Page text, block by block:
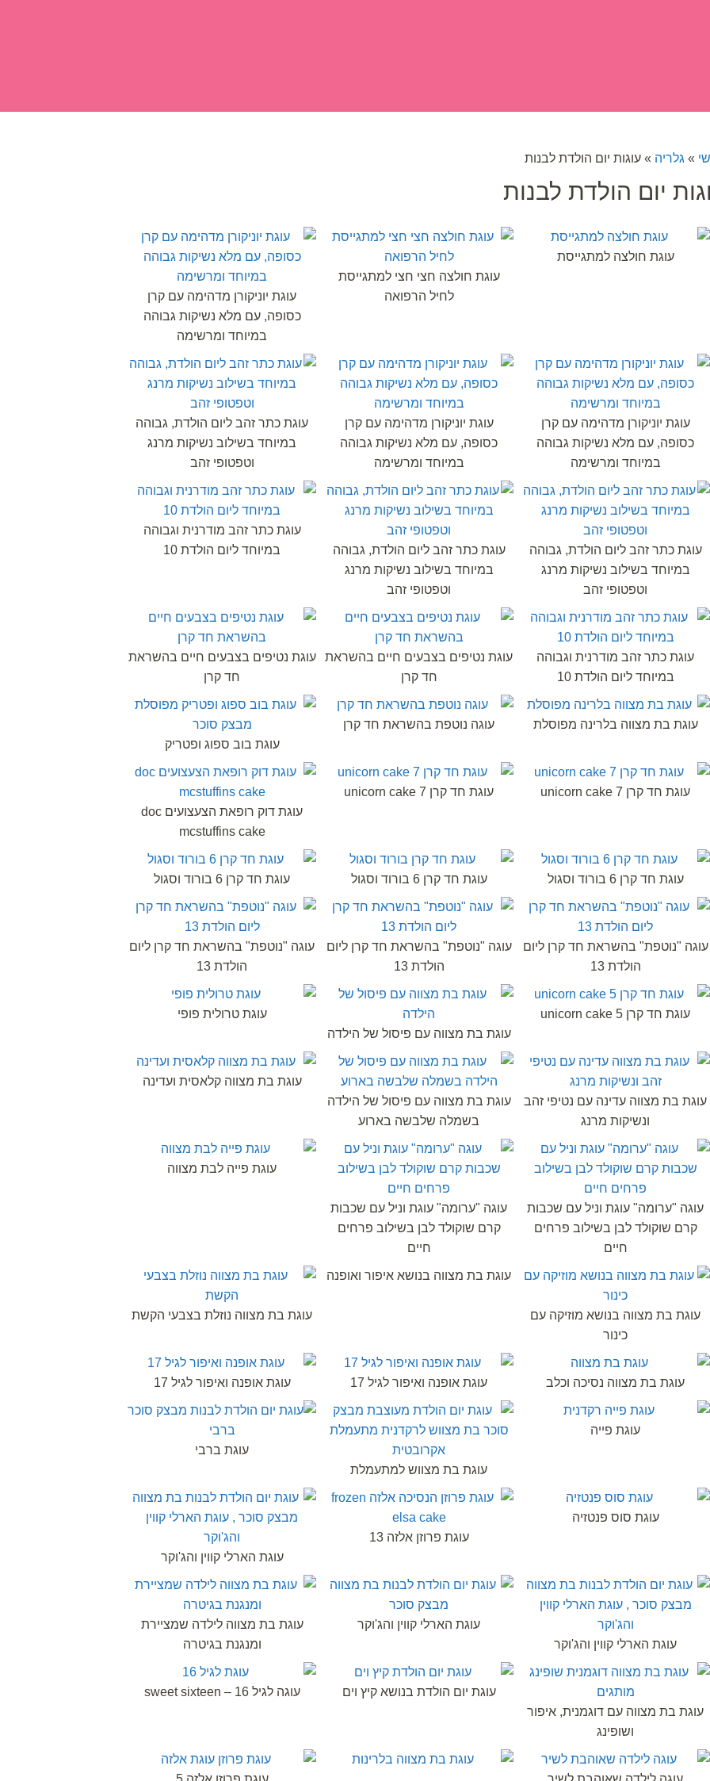
» גלריה » עוגות יום הולדת לבנות
יום הולדת לבנות
עוגת חולצה למתגייסת
עוגת חולצה חצי חצי למתגייסת
לחיל הרפואה
עוגת יוניקורן מדהימה עם קרן
כסופה, עם מלא נשיקות גבוהה
במיוחד ומרשימה
עוגת יוניקורן מדהימה עם קרן
כסופה, עם מלא נשיקות גבוהה
במיוחד ומרשימה
עוגת יוניקורן מדהימה עם קרן
כסופה, עם מלא נשיקות גבוהה
במיוחד ומרשימה
עוגת כתר זהב ליום הולדת, גבוהה
במיוחד בשילוב נשיקות מרנג
וטפטופי זהב
עוגת כתר זהב ליום הולדת, גבוהה
במיוחד בשילוב נשיקות מרנג
וטפטופי זהב
עוגת כתר זהב ליום הולדת, גבוהה
במיוחד בשילוב נשיקות מרנג
וטפטופי זהב
עוגת כתר זהב מודרנית וגבוהה
במיוחד ליום הולדת 10
עוגת כתר זהב מודרנית וגבוהה
במיוחד ליום הולדת 10
עוגת נטיפים בצבעים חיים בהשראת
חד קרן
עוגת נטיפים בצבעים חיים בהשראת
חד קרן
עוגת בת מצווה בלרינה מפוסלת
עוגה נוטפת בהשראת חד קרן
עוגת בוב ספוג ופטריק
עוגת חד קרן 7 unicorn cake
עוגת חד קרן 7 unicorn cake
עוגת דוק רופאת הצעצועים doc
mcstuffins cake
עוגת חד קרן 6 בורוד וסגול עוגת חד קרן 6 בורוד וסגול עוגת חד קרן 6 בורוד וסגול
עוגה "נוטפת" בהשראת חד קרן ליום
הולדת 13
עוגה "נוטפת" בהשראת חד קרן ליום
הולדת 13
עוגה "נוטפת" בהשראת חד קרן ליום
הולדת 13
עוגת חד קרן 5 unicorn cake
עוגת בת מצווה עם פיסול של הילדה
עוגת טרולית פופי
עוגת בת מצווה עדינה עם נטיפי זהב
ונשיקות מרנג
עוגת בת מצווה עם פיסול של הילדה
בשמלה שלבשה בארוע
עוגת בת מצווה קלאסית ועדינה
עוגה "ערומה" עוגת וניל עם שכבות
קרם שוקולד לבן בשילוב פרחים
חיים
עוגה "ערומה" עוגת וניל עם שכבות
קרם שוקולד לבן בשילוב פרחים
חיים
עוגת פייה לבת מצווה
עוגת בת מצווה בנושא מוזיקה עם
כינור
עוגת בת מצווה בנושא איפור ואופנה
עוגת בת מצווה נוזלת בצבעי הקשת
עוגת בת מצווה נסיכה וכלב עוגת אופנה ואיפור לגיל 17 עוגת אופנה ואיפור לגיל 17
עוגת פייה
עוגת בת מצווש למתעמלת
עוגת ברבי
עוגת סוס פנטזיה
עוגת פרוזן אלזה 13
עוגת הארלי קווין והג'וקר
עוגת הארלי קווין והג'וקר
עוגת הארלי קווין והג'וקר
עוגת בת מצווה לילדה שמציירת
ומנגנת בגיטרה
עוגת בת מצווה עם דוגמנית, איפור
ושופינג
עוגת יום הולדת בנושא קיץ וים עוגה לגיל 16 – sweet sixteen